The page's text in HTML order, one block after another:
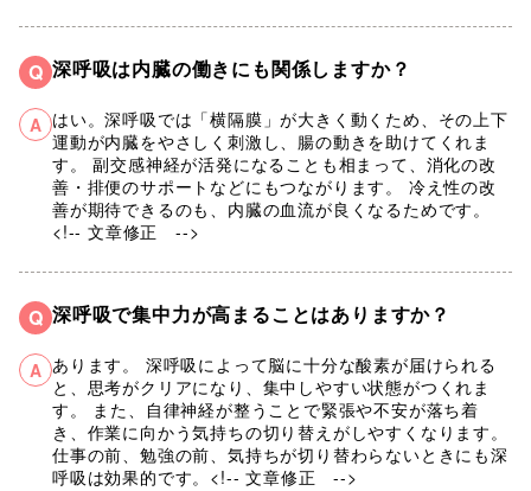
Q 深呼吸は内臓の働きにも関係しますか？
A はい。深呼吸では「横隔膜」が大きく動くため、その上下
運動が内臓をやさしく刺激し、腸の動きを助けてくれま
す。 副交感神経が活発になることも相まって、消化の改
善・排便のサポートなどにもつながります。 冷え性の改
善が期待できるのも、内臓の血流が良くなるためです。
<!-- 文章修正 -->
Q 深呼吸で集中力が高まることはありますか？
A あります。 深呼吸によって脳に十分な酸素が届けられる
と、思考がクリアになり、集中しやすい状態がつくれま
す。 また、自律神経が整うことで緊張や不安が落ち着
き、作業に向かう気持ちの切り替えがしやすくなります。
仕事の前、勉強の前、気持ちが切り替わらないときにも深
呼吸は効果的です。<!-- 文章修正 -->